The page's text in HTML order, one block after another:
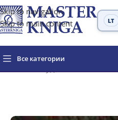
Skip to navigation
Skip to main content
LT
Все категории